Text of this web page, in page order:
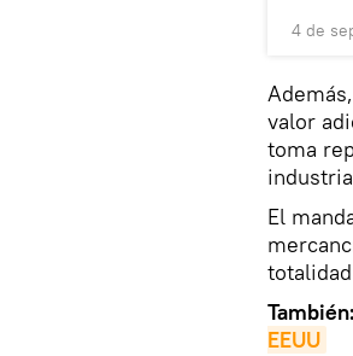
4 de
valor
toma
El
También:
EEUU